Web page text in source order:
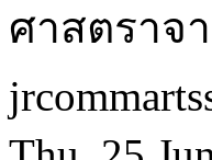
ศาสตราจ